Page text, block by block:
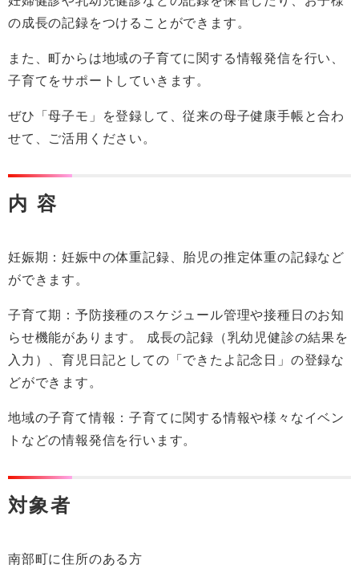
の成長の記録をつけることができます。
また、町からは地域の子育てに関する情報発信を行い、
子育てをサポートしていきます。
ぜひ「母子モ」を登録して、従来の母子健康手帳と合わ
せて、ご活用ください。
内 容
妊娠期：妊娠中の体重記録、胎児の推定体重の記録など
ができます。
子育て期：予防接種のスケジュール管理や接種日のお知
らせ機能があります。 成長の記録（乳幼児健診の結果を
入力）、育児日記としての「できたよ記念日」の登録な
どができます。
地域の子育て情報：子育てに関する情報や様々なイベン
トなどの情報発信を行います。
対象者
南部町に住所のある方